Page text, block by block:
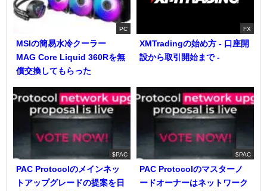
PC
MSIの簡易水冷クーラー
MAG Core Liquid 360Rを無
償交換してもらった
FX
XMTradingの始め方 - 口座開
設から取引開始まで -
$PAC
PAC Protocolのメインネッ
トアップグレードの提案を日
$PAC
PAC Protocolのマスターノ
ードオーナーはネットワーク